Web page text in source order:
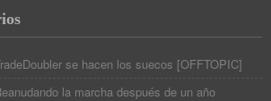
se hacen los suecos [OFFTOPIC]
la marcha después de un año